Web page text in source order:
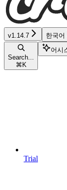
v1.14.7 한국어
Search...
⌘ K
어시
Trial